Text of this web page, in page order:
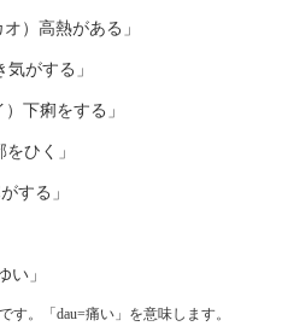
）高熱がある」
がする」
下痢をする」
ひく」
する」
い」
す。「 dau=痛い」を意味します。